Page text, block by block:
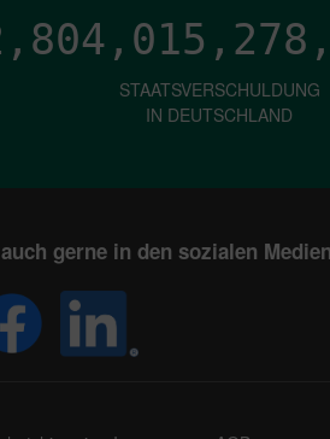
STAATSVERSCHULDUNG
IN DEUTSCHLAND
gerne in den sozialen